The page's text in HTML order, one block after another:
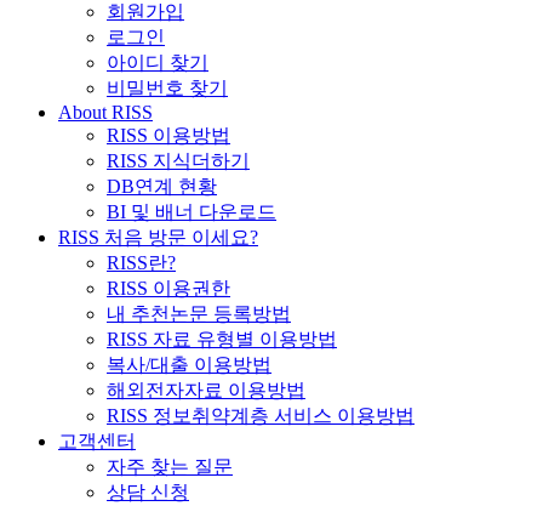
회원가입
로그인
아이디 찾기
비밀번호 찾기
About RISS
RISS 이용방법
RISS 지식더하기
DB연계 현황
BI 및 배너 다운로드
RISS 처음 방문 이세요?
RISS란?
RISS 이용권한
내 추천논문 등록방법
RISS 자료 유형별 이용방법
복사/대출 이용방법
해외전자자료 이용방법
RISS 정보취약계층 서비스 이용방법
고객센터
자주 찾는 질문
상담 신청